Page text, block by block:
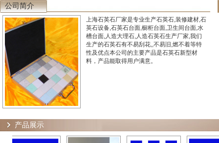
公司简介
上海石英石厂家是专业生产石英石,装修建材,石
英石设备,石英石台面,橱柜台面,卫生间台面,水
槽台面,人造大理石,人造石英石生产厂家,我们
生产的石英石有不易刮花,,不易旧,燃不着等特
性及优点本公司的主要产品是石英石新型材
料，产品能取得用户满意。
产品展示